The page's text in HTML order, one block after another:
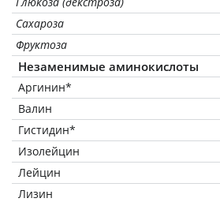
Сахароза
Фруктоза
Незаменимые аминокислоты
Аргинин*
Валин
Гистидин*
Изолейцин
Лейцин
Лизин